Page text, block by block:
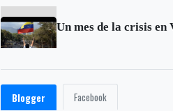
Blogger Facebook